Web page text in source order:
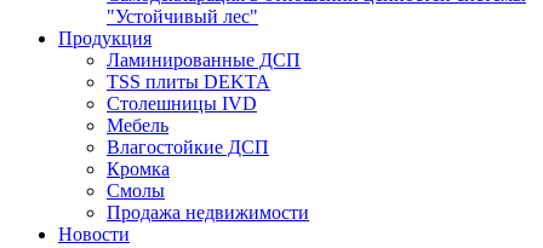
"Устойчивый лес"
Продукция
Ламинированные ДСП
TSS плиты DEKTA
Столешницы IVD
Мебель
Влагостойкие ДСП
Кромка
Смолы
Продажа недвижимости
Новости